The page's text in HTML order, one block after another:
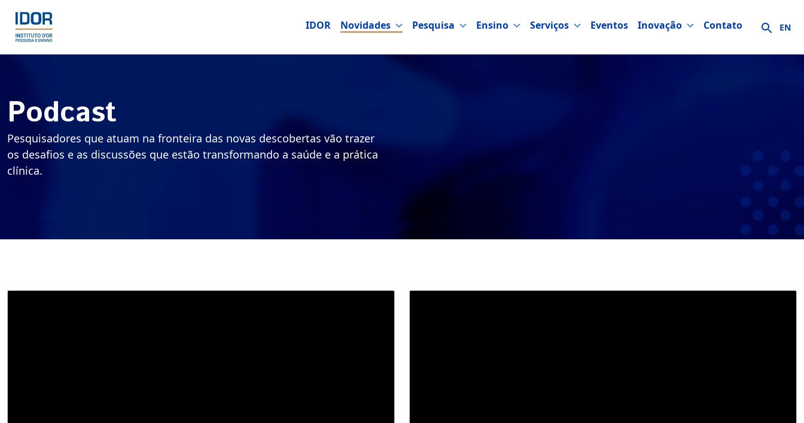
IDOR Novidades Pesquisa Ensino Serviços Eventos Inovação Contato EN
Podcast
Pesquisadores que atuam na fronteira das novas descobertas vão trazer
os desafios e as discussões que estão transformando a saúde e a prática
clínica.